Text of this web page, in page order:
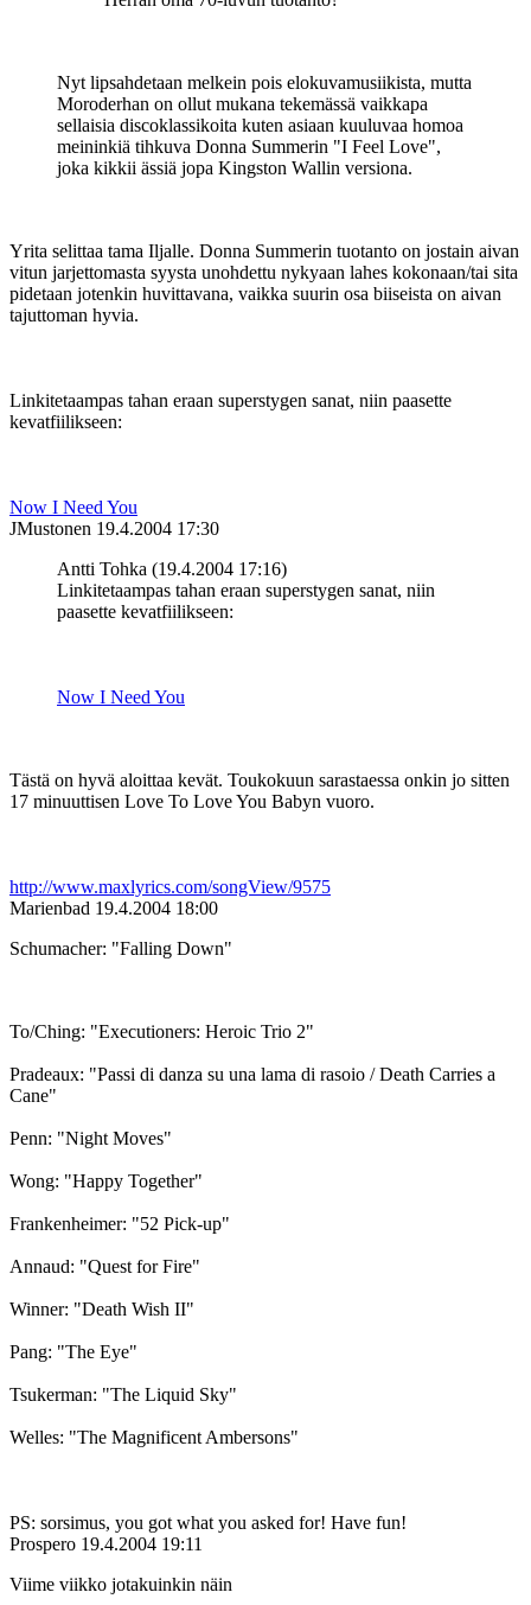
Nyt lipsahdetaan melkein pois elokuvamusiikista, mutta
Moroderhan on ollut mukana tekemässä vaikkapa
sellaisia discoklassikoita kuten asiaan kuuluvaa homoa
meininkiä tihkuva Donna Summerin "I Feel Love",
joka kikkii ässiä jopa Kingston Wallin versiona.
Yrita selittaa tama Iljalle. Donna Summerin tuotanto on jostain aivan
vitun jarjettomasta syysta unohdettu nykyaan lahes kokonaan/tai sita
pidetaan jotenkin huvittavana, vaikka suurin osa biiseista on aivan
tajuttoman hyvia.
Linkitetaampas tahan eraan superstygen sanat, niin paasette
kevatfiilikseen:
Now I Need You
JMustonen 19.4.2004 17:30
Antti Tohka (19.4.2004 17:16)
Linkitetaampas tahan eraan superstygen sanat, niin
paasette kevatfiilikseen:
Now I Need You
Tästä on hyvä aloittaa kevät. Toukokuun sarastaessa onkin jo sitten
17 minuuttisen Love To Love You Babyn vuoro.
http://www.maxlyrics.com/songView/9575
Marienbad 19.4.2004 18:00
Schumacher: "Falling Down"
To/Ching: "Executioners: Heroic Trio 2"
Pradeaux: "Passi di danza su una lama di rasoio / Death Carries a
Cane"
Penn: "Night Moves"
Wong: "Happy Together"
Frankenheimer: "52 Pick-up"
Annaud: "Quest for Fire"
Winner: "Death Wish II"
Pang: "The Eye"
Tsukerman: "The Liquid Sky"
Welles: "The Magnificent Ambersons"
PS: sorsimus, you got what you asked for! Have fun!
Prospero 19.4.2004 19:11
Viime viikko jotakuinkin näin